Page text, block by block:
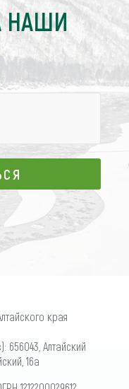
НАШИ
края
656043, Алтайский
16а